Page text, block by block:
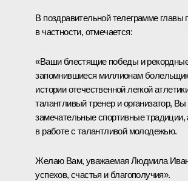
В поздравительной телеграмме главы
в частности, отмечается:
«Ваши блестящие победы и
запомнившиеся миллионам
истории отечественной легкой
талантливый тренер и организатор,
замечательные спортивные традиции,
в работе с талантливой молодежью.
Желаю Вам, уважаемая Людмила
успехов, счастья и благополучия».